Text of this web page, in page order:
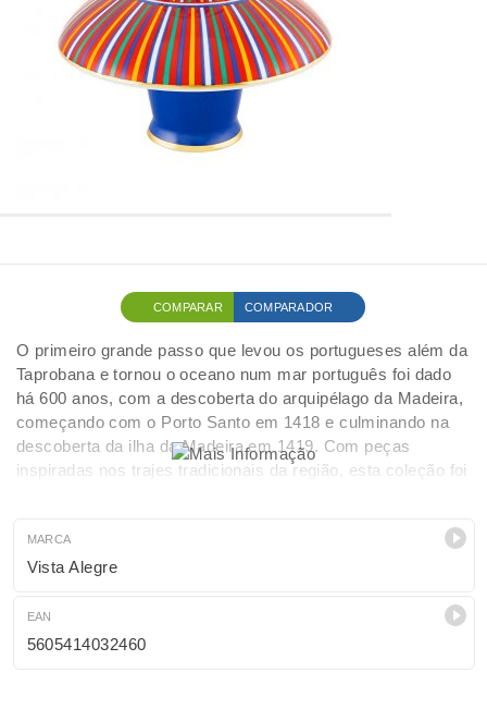
COMPARAR COMPARADOR
O primeiro grande passo que levou os portugueses além da
Taprobana e tornou o oceano num mar português foi dado
há 600 anos, com a descoberta do arquipélago da Madeira,
começando com o Porto Santo em 1418 e culminando na
descoberta da ilha da Madeira em 1419. Com peças
inspiradas nos trajes tradicionais da região, esta coleção foi
Madeira e Porto Santo. Um tributo elegante a uma data tão
importante da nossa história coletiva.
MARCA
Vista Alegre
EAN
5605414032460